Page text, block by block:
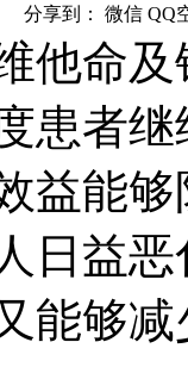
分享到： 微信 QQ
他命
患者
益能
日益
能够